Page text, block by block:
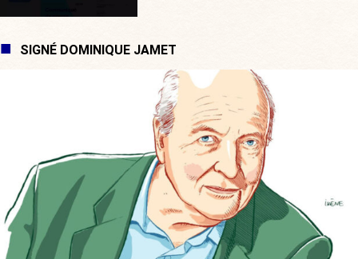
SIGNÉ DOMINIQUE JAMET